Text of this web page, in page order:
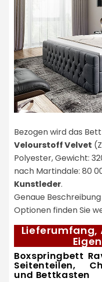
Bezogen wird das
Velourstoff Velvet
Polyester, Gewicht:
nach Martindale: 80
Kunstleder.
Genaue
Optionen finden Sie
Lieferumfang,
Boxspringbett
Seitenteilen,
und Bettkasten